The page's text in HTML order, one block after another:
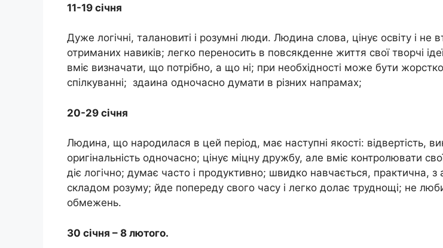
11-19 січня
Дуже логічні, талановиті і розумні люди. Людина слова, цінує освіту і не
отриманих навиків; легко переносить в повсякденне життя свої творчі
вміє визначати, що потрібно, а що ні; при необхідності може бути
спілкуванні; здаина одночасно думати в різних напрамах;
20-29 cічня
Людина, що народилася в цей період, має наступні якості: відвертість,
оригінальність одночасно; цінує міцну дружбу, але вміє контролювати
діє логічно; думає часто і продуктивно; швидко навчається, практична, з
складом розуму; йде попереду свого часу і легко долає труднощі; не
обмежень.
30 січня – 8 лютого.